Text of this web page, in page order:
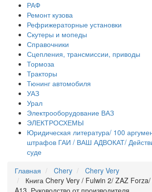
РАФ
Ремонт кузова
Рефрижераторные установки
Скутеры и мопеды
Справочники
Сцепления, трансмиссии, приводы
Тормоза
Тракторы
Тюнинг автомобиля
УАЗ
Урал
Электрооборудование ВАЗ
ЭЛЕКТРОСХЕМЫ
Юридическая литература/ 100
штрафов ГАИ / ВАШ АДВОКАТ/
суде
Главная
Chery
Chery Very
Книга Chery Very / Fulwin 2/ ZAZ
A13. Руководство от производителя